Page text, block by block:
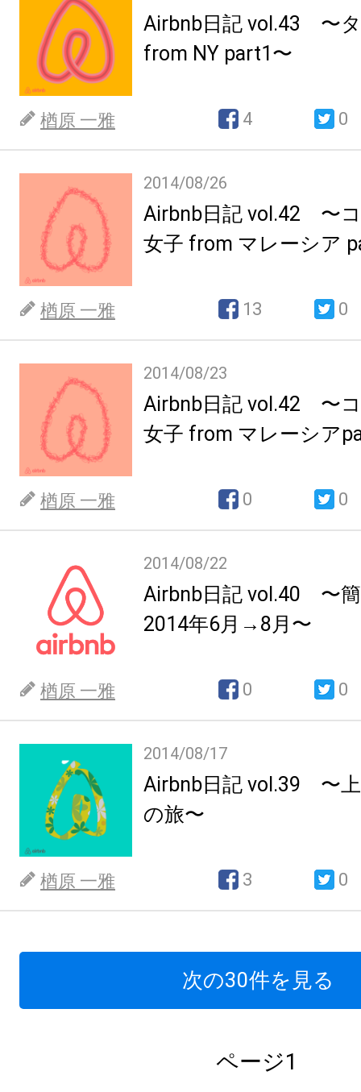
Airbnb日記 vol.43 〜
from NY part1〜
楢原 一雅 4 0
2014/08/26
Airbnb日記 vol.42 〜
女子 from マレーシア
楢原 一雅 13 0
2014/08/23
Airbnb日記 vol.42 〜
女子 from マレーシア
楢原 一雅 0 0
2014/08/22
Airbnb日記 vol.40 〜
2014年6月→8月〜
楢原 一雅 0 0
2014/08/17
Airbnb日記 vol.39 〜
の旅〜
楢原 一雅 3 0
次の30件を見る
ページ1